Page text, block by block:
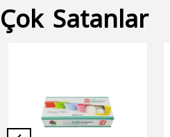
Çok Satanlar